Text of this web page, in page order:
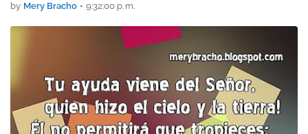
by Mery Bracho • 9:32:00 p. m.